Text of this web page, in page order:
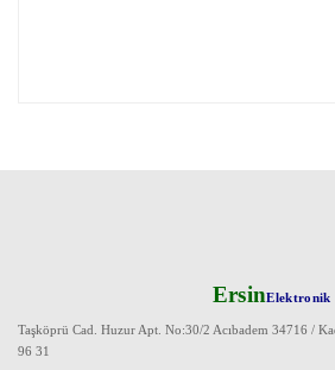
ErsinElektronik
Taşköprü Cad. Huzur Apt. No:30/2 Acıbadem 34716 /
96 31